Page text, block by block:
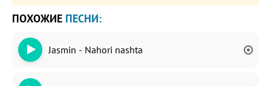
ПОХОЖИЕ ПЕСНИ:
Jasmin - Nahori nashta